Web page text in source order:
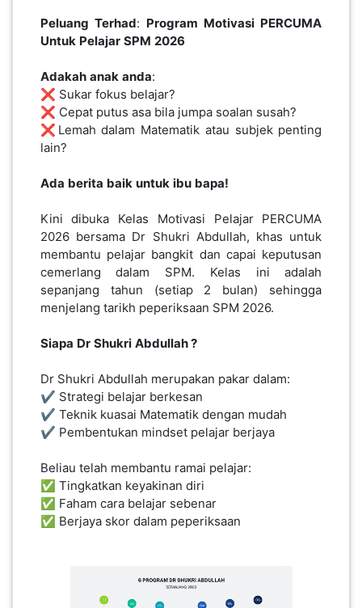
Peluang Terhad: Program Motivasi PERCUMA
Untuk Pelajar SPM 2026
Adakah anak anda:
❌ Sukar fokus belajar?
❌ Cepat putus asa bila jumpa soalan susah?
❌Lemah dalam Matematik atau subjek penting
lain?
Ada berita baik untuk ibu bapa!
Kini dibuka Kelas Motivasi Pelajar PERCUMA
2026 bersama Dr Shukri Abdullah, khas untuk
membantu pelajar bangkit dan capai keputusan
cemerlang dalam SPM. Kelas ini adalah
sepanjang tahun (setiap 2 bulan) sehingga
menjelang tarikh peperiksaan SPM 2026.
Siapa Dr Shukri Abdullah ?
Dr Shukri Abdullah merupakan pakar dalam:
✔️ Strategi belajar berkesan
✔️ Teknik kuasai Matematik dengan mudah
✔️ Pembentukan mindset pelajar berjaya
Beliau telah membantu ramai pelajar:
✅ Tingkatkan keyakinan diri
✅ Faham cara belajar sebenar
✅ Berjaya skor dalam peperiksaan
BENDA(1)
LAIN-
KEPERLUAN(16)
SELECT NEGERI
SELANGOR(37)
PAHANG(13)
KELANTAN(22)
PERAK(41)
SEMBILAN(10)
KEDAH(13)